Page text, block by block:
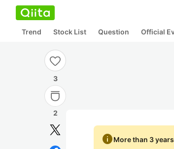
Trend Stock List Question Official
3
2
infoMore than 3